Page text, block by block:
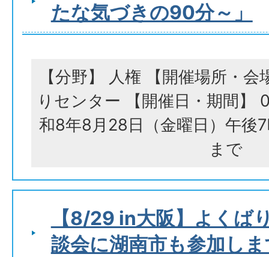
たな気づきの90分～」
【分野】 人権 【開催場所・
りセンター 【開催日・期間】
和8年8月28日（金曜日）午後
まで
【8/29 in大阪】よくば
談会に湖南市も参加し